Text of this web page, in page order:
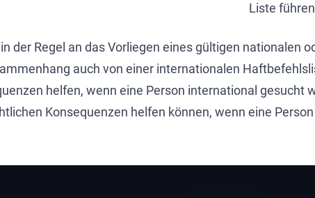
Liste
der Regel an das Vorliegen eines gültigen nationalen
auch von einer internationalen
helfen, wenn eine Person international gesucht
Konsequenzen helfen können, wenn eine